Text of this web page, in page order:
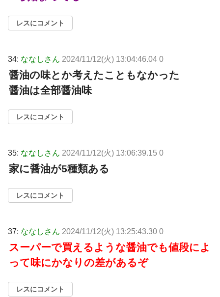
レスにコメント
34: ななしさん 2024/11/12(火) 13:04:46.04 0
醤油の味とか考えたこともなかった
醤油は全部醤油味
レスにコメント
35: ななしさん 2024/11/12(火) 13:06:39.15 0
家に醤油が5種類ある
レスにコメント
37: ななしさん 2024/11/12(火) 13:25:43.30 0
スーパーで買えるような醤油でも値段によ
って味にかなりの差があるぞ
レスにコメント